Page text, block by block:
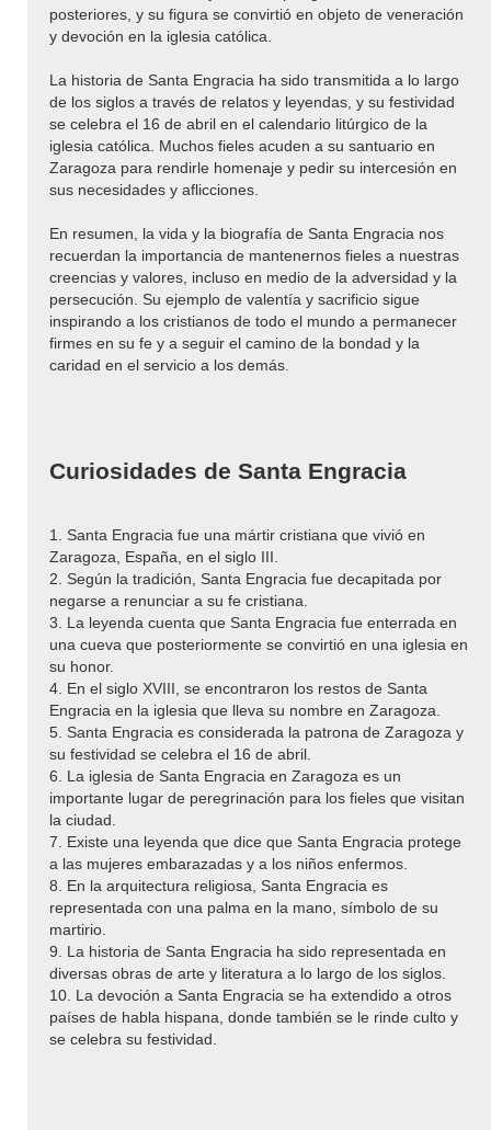
posteriores, y su figura se convirtió en objeto de veneración
y devoción en la iglesia católica.
La historia de Santa Engracia ha sido transmitida a lo largo
de los siglos a través de relatos y leyendas, y su festividad
se celebra el 16 de abril en el calendario litúrgico de la
iglesia católica. Muchos fieles acuden a su santuario en
Zaragoza para rendirle homenaje y pedir su intercesión en
sus necesidades y aflicciones.
En resumen, la vida y la biografía de Santa Engracia nos
recuerdan la importancia de mantenernos fieles a nuestras
creencias y valores, incluso en medio de la adversidad y la
persecución. Su ejemplo de valentía y sacrificio sigue
inspirando a los cristianos de todo el mundo a permanecer
firmes en su fe y a seguir el camino de la bondad y la
caridad en el servicio a los demás.
Curiosidades de Santa Engracia
1. Santa Engracia fue una mártir cristiana que vivió en
Zaragoza, España, en el siglo III.
2. Según la tradición, Santa Engracia fue decapitada por
negarse a renunciar a su fe cristiana.
3. La leyenda cuenta que Santa Engracia fue enterrada en
una cueva que posteriormente se convirtió en una iglesia en
su honor.
4. En el siglo XVIII, se encontraron los restos de Santa
Engracia en la iglesia que lleva su nombre en Zaragoza.
5. Santa Engracia es considerada la patrona de Zaragoza y
su festividad se celebra el 16 de abril.
6. La iglesia de Santa Engracia en Zaragoza es un
importante lugar de peregrinación para los fieles que visitan
la ciudad.
7. Existe una leyenda que dice que Santa Engracia protege
a las mujeres embarazadas y a los niños enfermos.
8. En la arquitectura religiosa, Santa Engracia es
representada con una palma en la mano, símbolo de su
martirio.
9. La historia de Santa Engracia ha sido representada en
diversas obras de arte y literatura a lo largo de los siglos.
10. La devoción a Santa Engracia se ha extendido a otros
países de habla hispana, donde también se le rinde culto y
se celebra su festividad.